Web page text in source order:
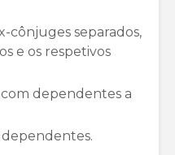
cônjuges separados,
e os respetivos
dependentes a